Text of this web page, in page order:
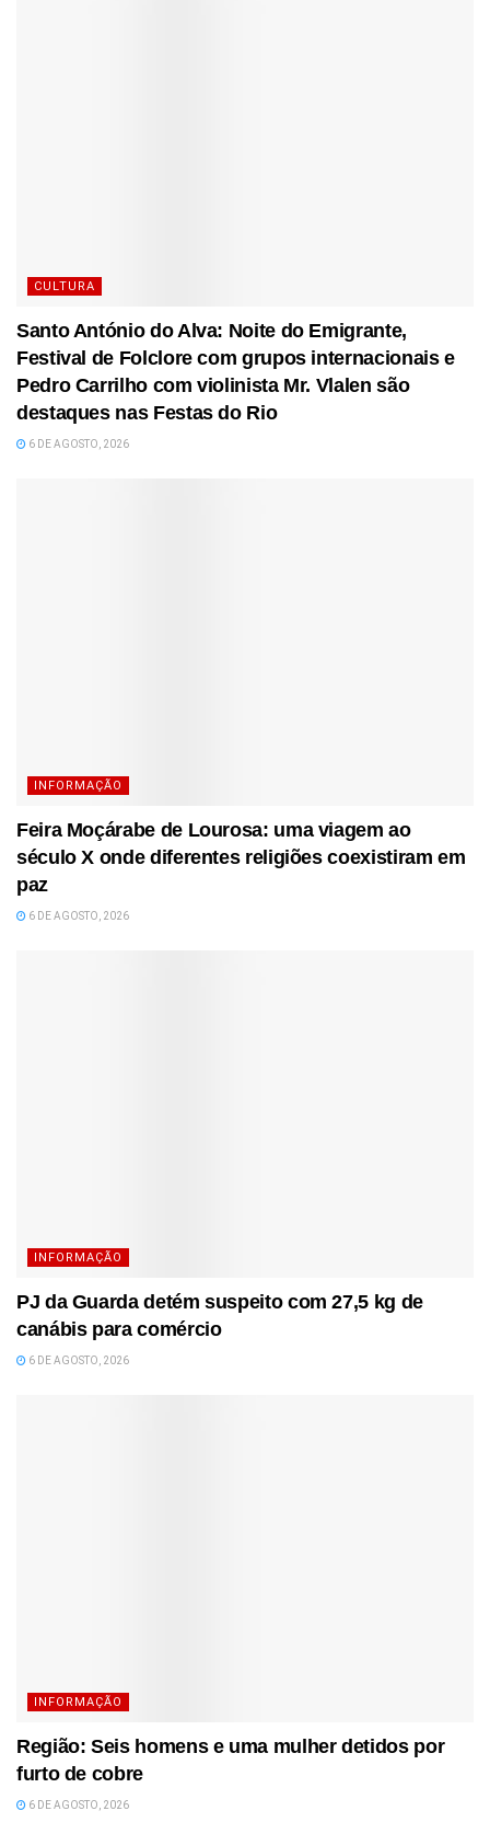
CULTURA
Santo António do Alva: Noite do Emigrante,
Festival de Folclore com grupos internacionais e
Pedro Carrilho com violinista Mr. Vlalen são
destaques nas Festas do Rio
6 DE AGOSTO, 2026
INFORMAÇÃO
Feira Moçárabe de Lourosa: uma viagem ao
século X onde diferentes religiões coexistiram em
paz
6 DE AGOSTO, 2026
INFORMAÇÃO
PJ da Guarda detém suspeito com 27,5 kg de
canábis para comércio
6 DE AGOSTO, 2026
INFORMAÇÃO
Região: Seis homens e uma mulher detidos por
furto de cobre
6 DE AGOSTO, 2026